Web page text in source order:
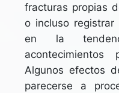
fracturas propias
o incluso
en la
acontecimientos
Algunos efectos
parecerse a